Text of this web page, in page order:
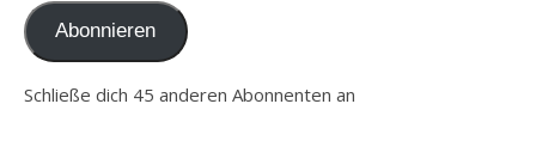
Abonnieren
Schließe dich 45 anderen Abonnenten an